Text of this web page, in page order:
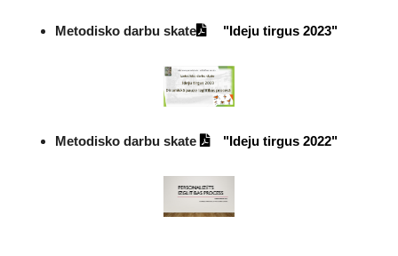
Metodisko darbu skate "Ideju tirgus 2023"
Metodisko darbu skate "Ideju tirgus 2022"